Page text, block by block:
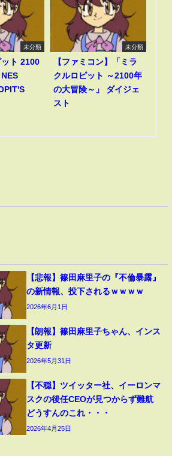
未分類
ット 2100
未分類
【ファミコン】「ミラ
クルロピット ～2100年
の大冒険～」 ダイジェ
スト
【悲報】篠田麻里子の『不倫暴露』
の新情報、投下されるｗｗｗｗ
2026年6月1日
【朗報】篠田麻里子ちゃん、インス
タ更新
2026年5月31日
【不穏】ツイッター社、イーロンマ
スクの後任CEOが見つからず難航
どうすんのこれ・・・
2026年4月25日